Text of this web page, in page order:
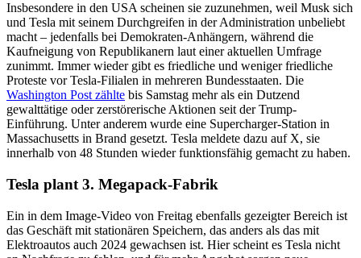
Insbesondere in den USA scheinen sie zuzunehmen, weil Musk sich
und Tesla mit seinem Durchgreifen in der Administration unbeliebt
macht – jedenfalls bei Demokraten-Anhängern, während die
Kaufneigung von Republikanern laut einer aktuellen Umfrage
zunimmt. Immer wieder gibt es friedliche und weniger friedliche
Proteste vor Tesla-Filialen in mehreren Bundesstaaten. Die
Washington Post zählte bis Samstag mehr als ein Dutzend
gewalttätige oder zerstörerische Aktionen seit der Trump-
Einführung. Unter anderem wurde eine Supercharger-Station in
Massachusetts in Brand gesetzt. Tesla meldete dazu auf X, sie
innerhalb von 48 Stunden wieder funktionsfähig gemacht zu haben.
Tesla plant 3. Megapack-Fabrik
Ein in dem Image-Video von Freitag ebenfalls gezeigter Bereich ist
das Geschäft mit stationären Speichern, das anders als das mit
Elektroautos auch 2024 gewachsen ist. Hier scheint es Tesla nicht